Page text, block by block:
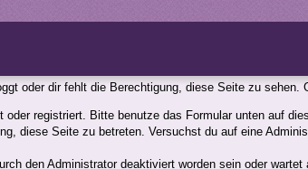
oder dir fehlt die Berechtigung, diese Seite zu sehen.
oder registriert. Bitte benutze das Formular unten auf
diese Seite zu betreten. Versuchst du auf eine
den Administrator deaktiviert worden sein oder wartet